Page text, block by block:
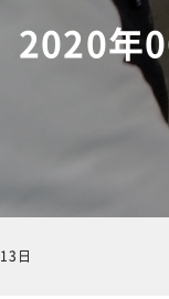
2020年
13日